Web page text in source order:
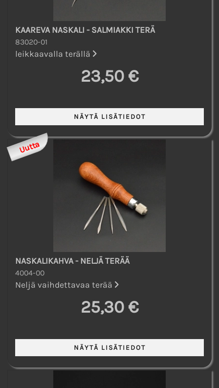
KAAREVA NASKALI - SALMIAKKI TERÄ
83020-01
leikkaavalla terällä
23,50 €
Uutta
NASKALIKAHVA - NELJÄ TERÄÄ
4004-00
Neljä vaihdettavaa terää
25,30 €